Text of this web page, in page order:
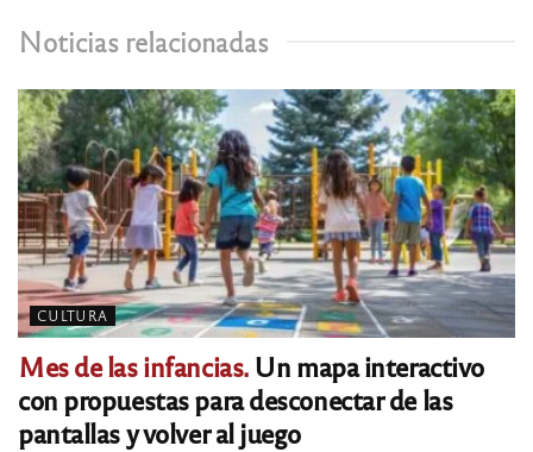
Noticias relacionadas
CULTURA
Mes de las infancias.Un mapa interactivo
con propuestas para desconectar de las
pantallas y volver al juego